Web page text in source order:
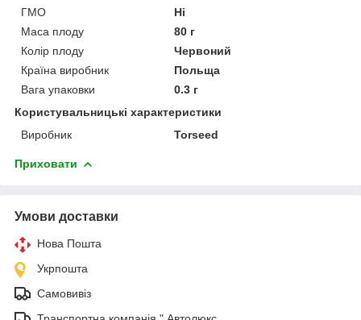
ГМО
Ні
Маса плоду
80 г
Колір плоду
Червоний
Країна виробник
Польща
Вага упаковки
0.3 г
Користувальницькі характеристики
Виробник
Torseed
Приховати
Умови доставки
Нова Пошта
Укрпошта
Самовивіз